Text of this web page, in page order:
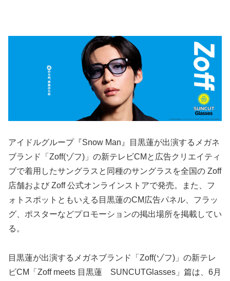
アイドルグループ『Snow Man』目黒蓮が出演するメガネ
ブランド「Zoff(ゾフ)」の新テレビCMと広告クリエイティ
ブで着用したサングラスと同種のサングラスを全国の Zoff
店舗および Zoff 公式オンラインストアで発売。また、フ
ォトスポットともいえる目黒蓮のCM広告パネル、フラッ
グ、ポスターなどプロモーションの掲出場所を掲載してい
る。
目黒蓮が出演するメガネブランド「Zoff(ゾフ)」の新テレ
ビCM「Zoff meets 目黒蓮 SUNCUTGlasses」篇は、6月